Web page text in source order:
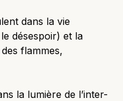
dans la vie
désespoir) et la
flammes,
la lumière de l’inter-